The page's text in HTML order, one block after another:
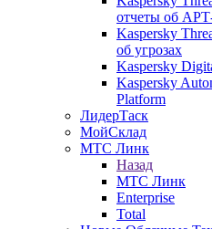
отчеты об
Kaspersky
об угрозах
Kaspersky
Kaspersky
Platform
ЛидерТаск
МойСклад
МТС Линк
Назад
МТС Линк
Enterprise
Total